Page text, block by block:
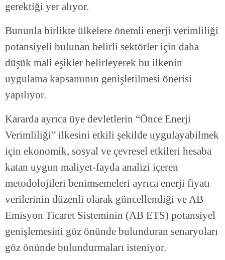
gerektiği yer alıyor.
Bununla birlikte ülkelere önemli enerji verimliliği
potansiyeli bulunan belirli sektörler için daha
düşük mali eşikler belirleyerek bu ilkenin
uygulama kapsamının genişletilmesi önerisi
yapılıyor.
Kararda ayrıca üye devletlerin “Önce Enerji
Verimliliği” ilkesini etkili şekilde uygulayabilmek
için ekonomik, sosyal ve çevresel etkileri hesaba
katan uygun maliyet-fayda analizi içeren
metodolojileri benimsemeleri ayrıca enerji fiyatı
verilerinin düzenli olarak güncellendiği ve AB
Emisyon Ticaret Sisteminin (AB ETS) potansiyel
genişlemesini göz önünde bulunduran senaryoları
göz önünde bulundurmaları isteniyor.